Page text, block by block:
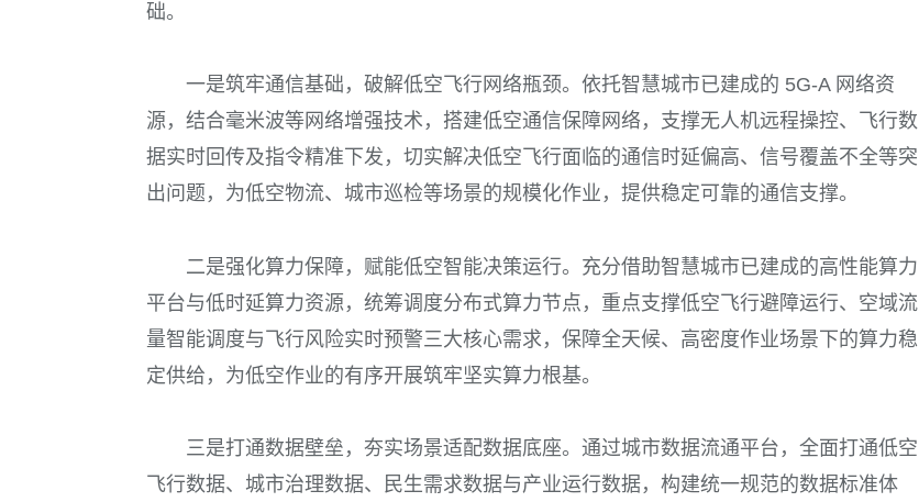
础。
一是筑牢通信基础，破解低空飞行网络瓶颈。依托智慧城市已建成的 5G-A 网络资
源，结合毫米波等网络增强技术，搭建低空通信保障网络，支撑无人机远程操控、飞行数
据实时回传及指令精准下发，切实解决低空飞行面临的通信时延偏高、信号覆盖不全等突
出问题，为低空物流、城市巡检等场景的规模化作业，提供稳定可靠的通信支撑。
二是强化算力保障，赋能低空智能决策运行。充分借助智慧城市已建成的高性能算力
平台与低时延算力资源，统筹调度分布式算力节点，重点支撑低空飞行避障运行、空域流
量智能调度与飞行风险实时预警三大核心需求，保障全天候、高密度作业场景下的算力稳
定供给，为低空作业的有序开展筑牢坚实算力根基。
三是打通数据壁垒，夯实场景适配数据底座。通过城市数据流通平台，全面打通低空
飞行数据、城市治理数据、民生需求数据与产业运行数据，构建统一规范的数据标准体